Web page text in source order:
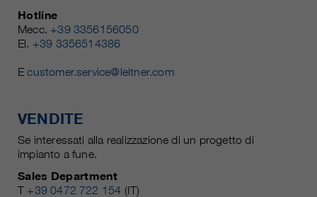
Hotline
Mecc. +39 3356156050
El. +39 3356514386
Ecustomer.service@leitner.com
VENDITE
Se interessati alla realizzazione di un progetto di
impianto a fune.
Sales Department
T +39 0472 722 154 (IT)